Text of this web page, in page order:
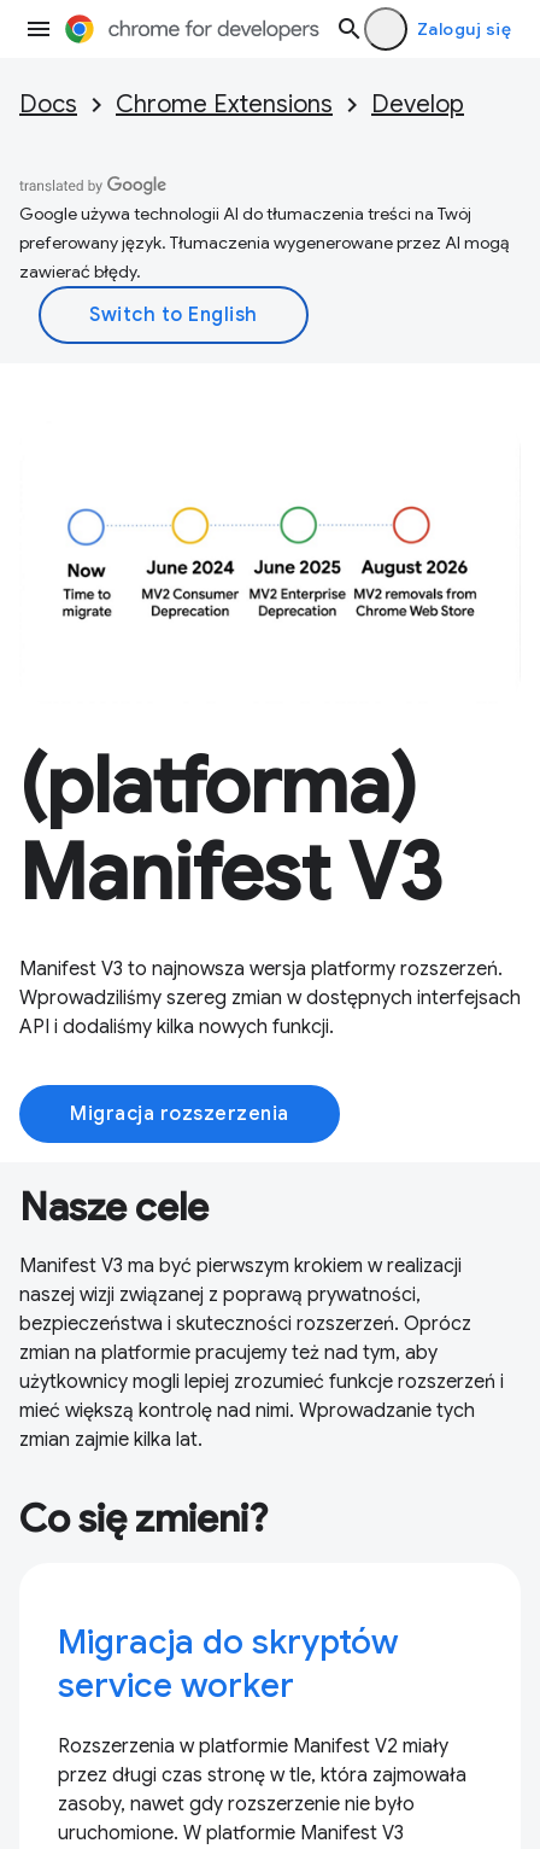
Zaloguj się
Docs Chrome Extensions Develop
Google używa technologii AI do tłumaczenia treści na Twój
preferowany język. Tłumaczenia wygenerowane przez AI mogą
zawierać błędy.
(platforma)
Manifest V3
Manifest V3 to najnowsza wersja platformy rozszerzeń.
Wprowadziliśmy szereg zmian w dostępnych interfejsach
API i dodaliśmy kilka nowych funkcji.
Migracja rozszerzenia
Nasze cele
Manifest V3 ma być pierwszym krokiem w realizacji
naszej wizji związanej z poprawą prywatności,
bezpieczeństwa i skuteczności rozszerzeń. Oprócz
zmian na platformie pracujemy też nad tym, aby
użytkownicy mogli lepiej zrozumieć funkcje rozszerzeń i
mieć większą kontrolę nad nimi. Wprowadzanie tych
zmian zajmie kilka lat.
Co się zmieni?
Migracja do skryptów
service worker
Rozszerzenia w platformie Manifest V2 miały
przez długi czas stronę w tle, która zajmowała
zasoby, nawet gdy rozszerzenie nie było
uruchomione. W platformie Manifest V3